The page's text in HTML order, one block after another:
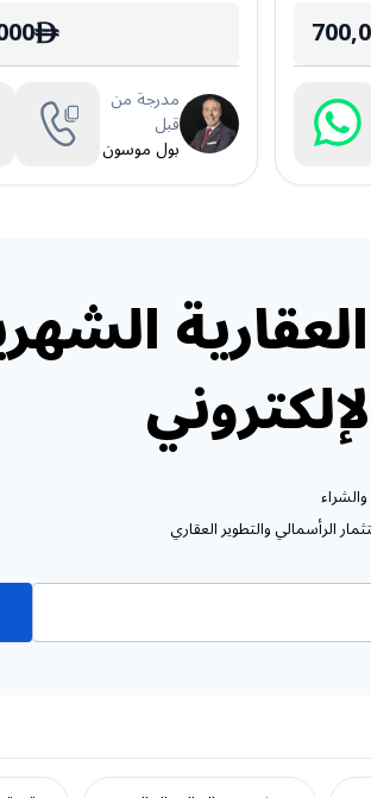
ê
مدرجة من
قبل
بول موسون
الرأسمالي والتطوير العقاري